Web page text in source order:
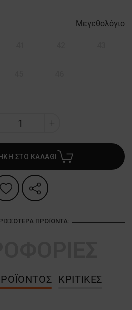
Μεγεθολόγιο
ΣΤΟ ΚΑΛΑΘΙ
ΠΡΟΪΌΝΤΑ:
ΚΡΙΤΙΚΈΣ